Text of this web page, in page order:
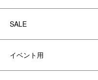
SALE
イベント用